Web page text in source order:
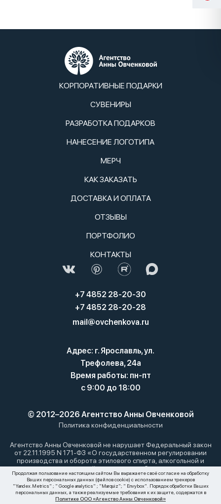
КОРПОРАТИВНЫЕ ПОДАРКИ
СУВЕНИРЫ
РАЗРАБОТКА ПОДАРКОВ
НАНЕСЕНИЕ ЛОГОТИПА
МЕРЧ
КАК ЗАКАЗАТЬ
ДОСТАВКА И ОПЛАТА
ОТЗЫВЫ
ПОРТФОЛИО
КОНТАКТЫ
+7 4852 28-20-30
+7 4852 28-20-28
mail@ovchenkova.ru
Адрес: г. Ярославль, ул.
Трефолева, 24а
Время работы: пн-пт
с 9:00 до 18:00
Политика конфиденциальности
© 2012–2026 Агентство Анны Овченковой
Агентство Анны Овченковой не нарушает Федеральный закон
от 22.11.1995 N 171-ФЗ «О государственном регулировании
производства и оборота этилового спирта, алкогольной и
спиртосодержащей продукции и об ограничении
потребления (распития) алкогольной продукции»: мы не
осуществляем дистанционную торговлю алкоголем. Все
материалы, размещенные на этом сайте, носят
информационный характер и не являются публичной офертой.
Продолжая пользование настоящим сайтом Вы выражаете своё согласие на обработку
Ваших персональных данных (файлов cookie) с использованием трекеров
"Yandex.Metrics" ; " Google analytics" ; "Marquiz"; " Envybox". Порядок обработки Ваших
персональных данных, а также реализуемые требования к их защите, содержатся в
Политике ООО «Агенство Анны Овченковой»